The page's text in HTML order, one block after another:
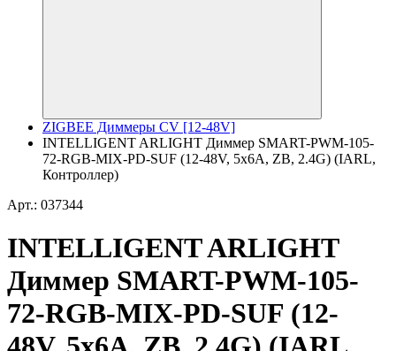
ZIGBEE Диммеры CV [12-48V]
INTELLIGENT ARLIGHT Диммер SMART-PWM-105-
72-RGB-MIX-PD-SUF (12-48V, 5x6A, ZB, 2.4G) (IARL,
Контроллер)
Арт.: 037344
INTELLIGENT ARLIGHT
Диммер SMART-PWM-105-
72-RGB-MIX-PD-SUF (12-